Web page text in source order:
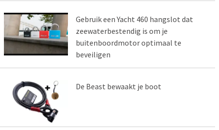
Gebruik een Yacht 460 hangslot dat
zeewaterbestendig is om je
buitenboordmotor optimaal te
beveiligen
De Beast bewaakt je boot